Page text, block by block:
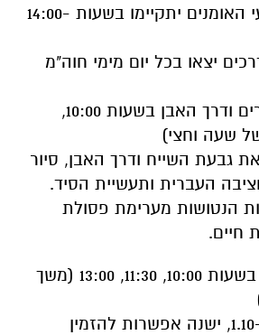
קצת אחרת. מופעי האומנים יתקיימו בשעות 14:00-
יצאו בכל יום מימי חוה"מ
סיור בגבעת הקברים ודרך האבן בשעות 10:00,
גבעת השייח ודרך האבן, סיור
העברית ותעשיית הסיד.
הנטושות מערימת פסולת
חיים.
סיור סובב מצודה בשעות 10:00, 11:30, 13:00 (משך
בסיור שיתקיים ב-1.10, ישנה אפשרות להזמין